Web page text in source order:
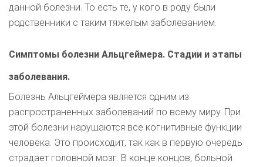
данной болезни. То есть те, у кого в роду были
родственники с таким тяжелым заболеванием.
Симптомы болезни Альцгеймера. Стадии и этапы
заболевания.
Болезнь Альцгеймера является одним из
распространенных заболеваний по всему миру. При
этой болезни нарушаются все когнитивные функции
человека. Это происходит, так как в первую очередь
страдает головной мозг. В конце концов, больной